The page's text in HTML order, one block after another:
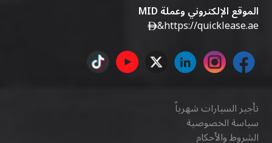
الموقع الإلكتروني وعملة MID
https://quicklease.ae
&
تأجير السيارات شهرياً
سياسة الخصوصية
الشروط والأحكام